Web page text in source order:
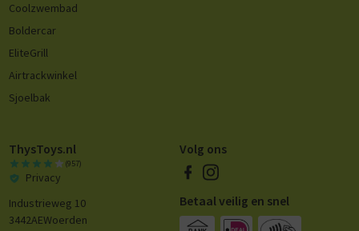
Coolzwembad
Boldercar
EliteGrill
Airtrackwinkel
Sjoelbak
ThysToys.nl
(957)
Privacy
Industrieweg 10
3442AEWoerden
Volg ons
Betaal veilig en snel